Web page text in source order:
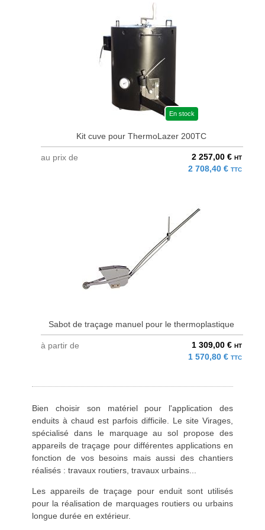
En stock
Kit cuve pour ThermoLazer 200TC
au prix de 2 257,00 € HT
2 708,40 € TTC
Sabot de traçage manuel pour le thermoplastique
à partir de 1 309,00 € HT
1 570,80 € TTC
Bien choisir son matériel pour l'application des
enduits à chaud est parfois difficile. Le site Virages,
spécialisé dans le marquage au sol propose des
appareils de traçage pour différentes applications en
fonction de vos besoins mais aussi des chantiers
réalisés : travaux routiers, travaux urbains...
Les appareils de traçage pour enduit sont utilisés
pour la réalisation de marquages routiers ou urbains
longue durée en extérieur.